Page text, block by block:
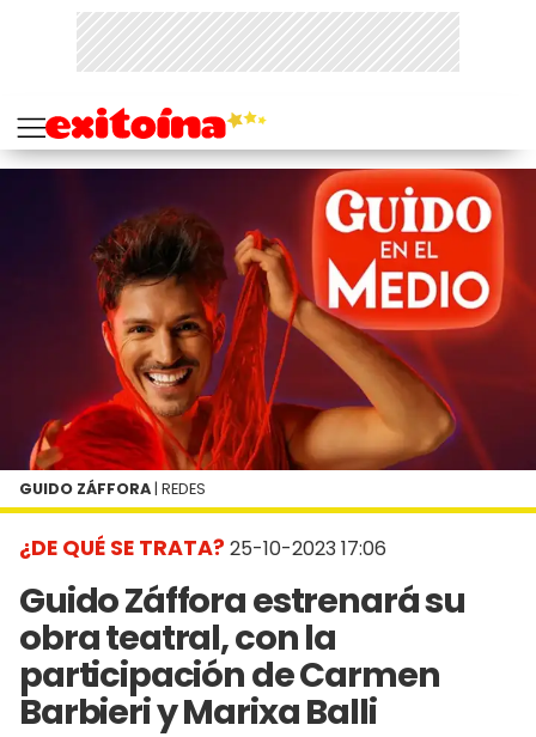
¿DE QUÉ SE TRATA? 25-10-2023 17:06
Guido Záffora estrenará su
obra teatral, con la
participación de Carmen
Barbieri y Marixa Balli
GUIDO ZÁFFORA | REDES